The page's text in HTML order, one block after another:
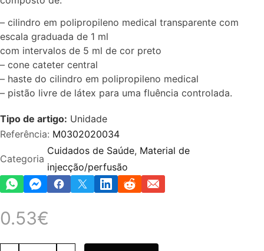
– cilindro em polipropileno medical transparente com
escala graduada de 1 ml
com intervalos de 5 ml de cor preto
– cone cateter central
– haste do cilindro em polipropileno medical
– pistão livre de látex para uma fluência controlada.
Tipo de artigo: Unidade
Referência: M0302020034
Categoria
Cuidados de Saúde, Material de
injecção/perfusão
0.53€